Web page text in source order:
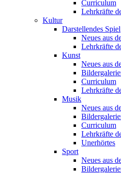
Curriculum
Lehrkräfte
Kultur
Darstellendes Spiel
Neues aus
Lehrkräfte
Kunst
Neues aus
Curriculum
Lehrkräfte
Musik
Neues aus
Curriculum
Lehrkräfte
Unerhörtes
Sport
Neues aus